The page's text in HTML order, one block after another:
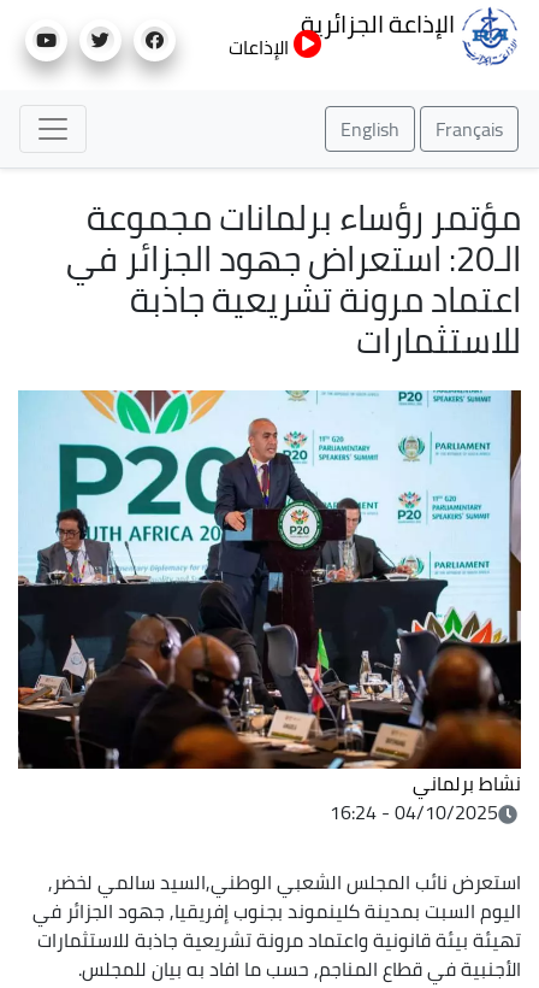
إلى
الإذاعة الجزائرية
الإذاعات
Français
English
مؤتمر رؤساء برلمانات مجموعة
الـ20: استعراض جهود الجزائر في
اعتماد مرونة تشريعية جاذبة
للاستثمارات
نشاط برلماني
04/10/2025 - 16:24
استعرض نائب المجلس الشعبي الوطني,السيد سالمي لخضر,
اليوم السبت بمدينة كلينموند بجنوب إفريقيا, جهود الجزائر في
تهيئة بيئة قانونية واعتماد مرونة تشريعية جاذبة للاستثمارات
الأجنبية في قطاع المناجم, حسب ما افاد به بيان للمجلس.